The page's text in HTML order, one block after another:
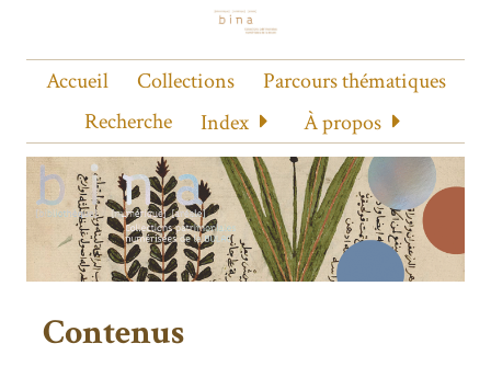
Accueil Collections
Parcours thématiques
Recherche
Index À propos
Contenus